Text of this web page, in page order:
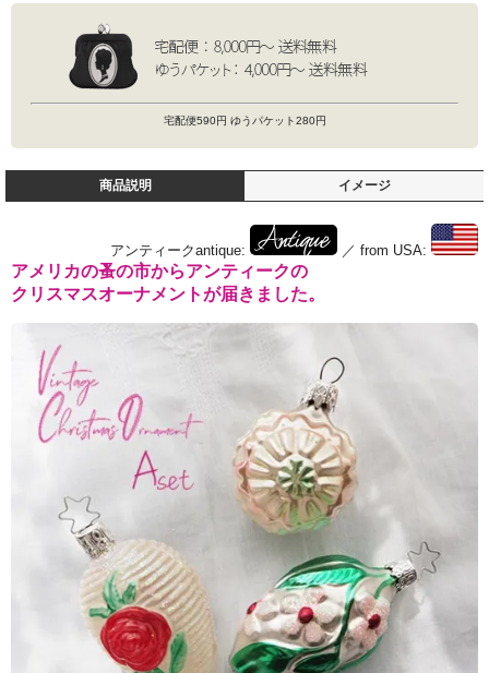
宅配便590円 ゆうパケット280円
商品説明 イメージ
アンティークantique: ／ from USA:
アメリカの蚤の市からアンティークの
クリスマスオーナメントが届きました。